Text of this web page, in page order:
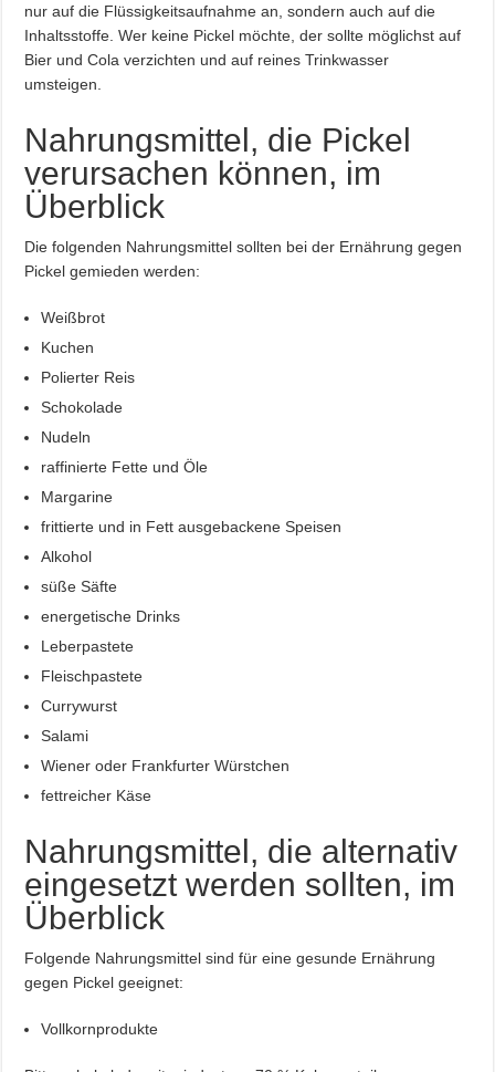
nur auf die Flüssigkeitsaufnahme an, sondern auch auf die
Inhaltsstoffe. Wer keine Pickel möchte, der sollte möglichst auf
Bier und Cola verzichten und auf reines Trinkwasser
umsteigen.
Nahrungsmittel, die Pickel
verursachen können, im
Überblick
Die folgenden Nahrungsmittel sollten bei der Ernährung gegen
Pickel gemieden werden:
Weißbrot
Kuchen
Polierter Reis
Schokolade
Nudeln
raffinierte Fette und Öle
Margarine
frittierte und in Fett ausgebackene Speisen
Alkohol
süße Säfte
energetische Drinks
Leberpastete
Fleischpastete
Currywurst
Salami
Wiener oder Frankfurter Würstchen
fettreicher Käse
Nahrungsmittel, die alternativ
eingesetzt werden sollten, im
Überblick
Folgende Nahrungsmittel sind für eine gesunde Ernährung
gegen Pickel geeignet:
Vollkornprodukte